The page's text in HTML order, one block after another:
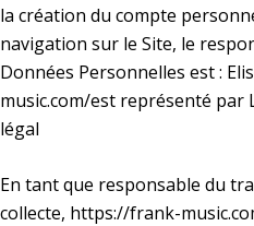
la création du compte
navigation sur le Site, le
Données Personnelles est :
music.com/est représenté par
légal
En tant que responsable du
collecte, https://frank-